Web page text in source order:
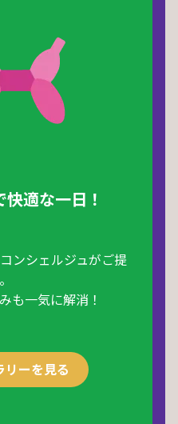
適な一日！
ンシェルジュがご提
も一気に解消！
リーを見る